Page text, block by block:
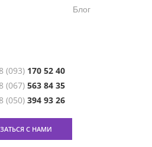
Блог
(093) 170 52 40
(067) 563 84 35
(050) 394 93 26
С НАМИ